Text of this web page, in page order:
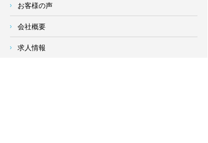
お客様の声
会社概要
求人情報